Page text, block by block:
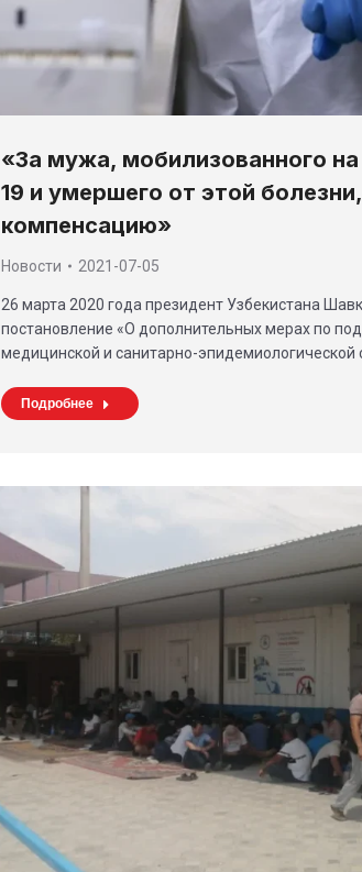
«За мужа, мобилизованного
19 и умершего от этой
компенсацию»
Новости 2021-07-05
26 марта 2020 года президент Узбекистана
постановление «О дополнительных мерах по
медицинской и санитарно-эпидемиологической
Подробнее